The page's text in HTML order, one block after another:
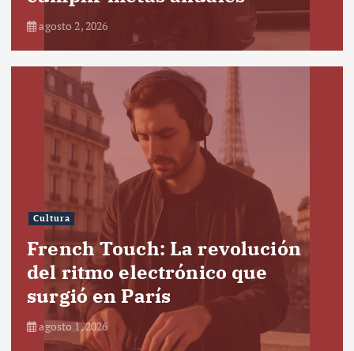
agosto 2, 2026
Cultura
French Touch: La revolución
del ritmo electrónico que
surgió en París
agosto 1, 2026